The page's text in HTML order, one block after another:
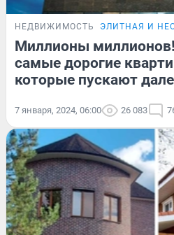
НЕДВИЖИМОСТЬ ЭЛИТНАЯ И
Миллионы
самые дорогие
которые пускают
7 января, 2024, 06:00 26 083